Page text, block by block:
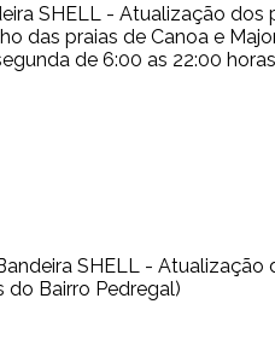
SHELL - Atualização dos
das praias de Canoa e
de 6:00 as 22:00 horas
SHELL - Atualização
do Bairro Pedregal)